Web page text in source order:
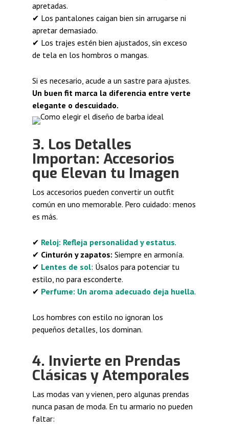
apretadas.
✔ Los pantalones caigan bien sin arrugarse ni
apretar demasiado.
✔ Los trajes estén bien ajustados, sin exceso
de tela en los hombros o mangas.
Si es necesario, acude a un sastre para ajustes.
Un buen fit marca la diferencia entre verte
elegante o descuidado.
3. Los Detalles
Importan: Accesorios
que Elevan tu Imagen
Los accesorios pueden convertir un outfit
común en uno memorable. Pero cuidado: menos
es más.
✔ Reloj: Refleja personalidad y estatus.
✔ Cinturón y zapatos: Siempre en armonía.
✔ Lentes de sol: Úsalos para potenciar tu
estilo, no para esconderte.
✔ Perfume: Un aroma adecuado deja huella.
Los hombres con estilo no ignoran los
pequeños detalles, los dominan.
4. Invierte en Prendas
Clásicas y Atemporales
Las modas van y vienen, pero algunas prendas
nunca pasan de moda. En tu armario no pueden
faltar: